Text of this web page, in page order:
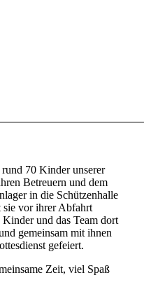
70 Kinder unserer
Betreuern und dem
in die Schützenhalle
sie vor ihrer Abfahrt
und das Team dort
gemeinsam mit ihnen
gefeiert.
Zeit, viel Spaß